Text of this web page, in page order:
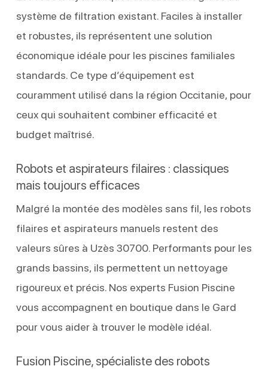
système de filtration existant. Faciles à installer
et robustes, ils représentent une solution
économique idéale pour les piscines familiales
standards. Ce type d’équipement est
couramment utilisé dans la région Occitanie, pour
ceux qui souhaitent combiner efficacité et
budget maîtrisé.
Robots et aspirateurs filaires : classiques
mais toujours efficaces
Malgré la montée des modèles sans fil, les robots
filaires et aspirateurs manuels restent des
valeurs sûres à Uzès 30700. Performants pour les
grands bassins, ils permettent un nettoyage
rigoureux et précis. Nos experts Fusion Piscine
vous accompagnent en boutique dans le Gard
pour vous aider à trouver le modèle idéal.
Fusion Piscine, spécialiste des robots